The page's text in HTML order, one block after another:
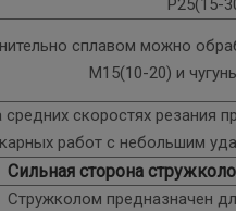
P25(15-
сплавом можно
M15(10-20) и
скоростях резания
работ с небольшим
Сильная сторона
Стружколом предназначен